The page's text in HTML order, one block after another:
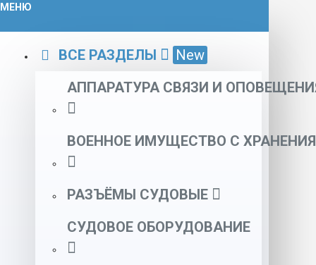
МЕНЮ
ВСЕ РАЗДЕЛЫ
New
АППАРАТУРА СВЯЗИ И
ВОЕННОЕ ИМУЩЕСТВО С ХРАНЕНИЯ
РАЗЪЁМЫ СУДОВЫЕ
СУДОВОЕ ОБОРУДОВАНИЕ